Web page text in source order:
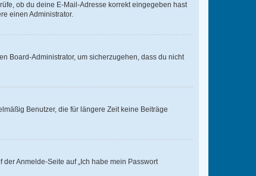
ob du deine E-Mail-Adresse korrekt eingegeben hast
einen Administrator.
Board-Administrator, um sicherzugehen, dass du nicht
Benutzer, die für längere Zeit keine Beiträge
Anmelde-Seite auf „Ich habe mein Passwort